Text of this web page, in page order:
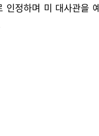
정하며 미 대사관을